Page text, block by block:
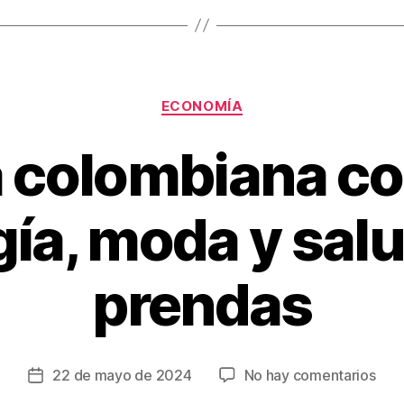
Categorías
ECONOMÍA
colombiana
moda y
prendas
Fecha22 de mayo de 2024 No hay comentariosen